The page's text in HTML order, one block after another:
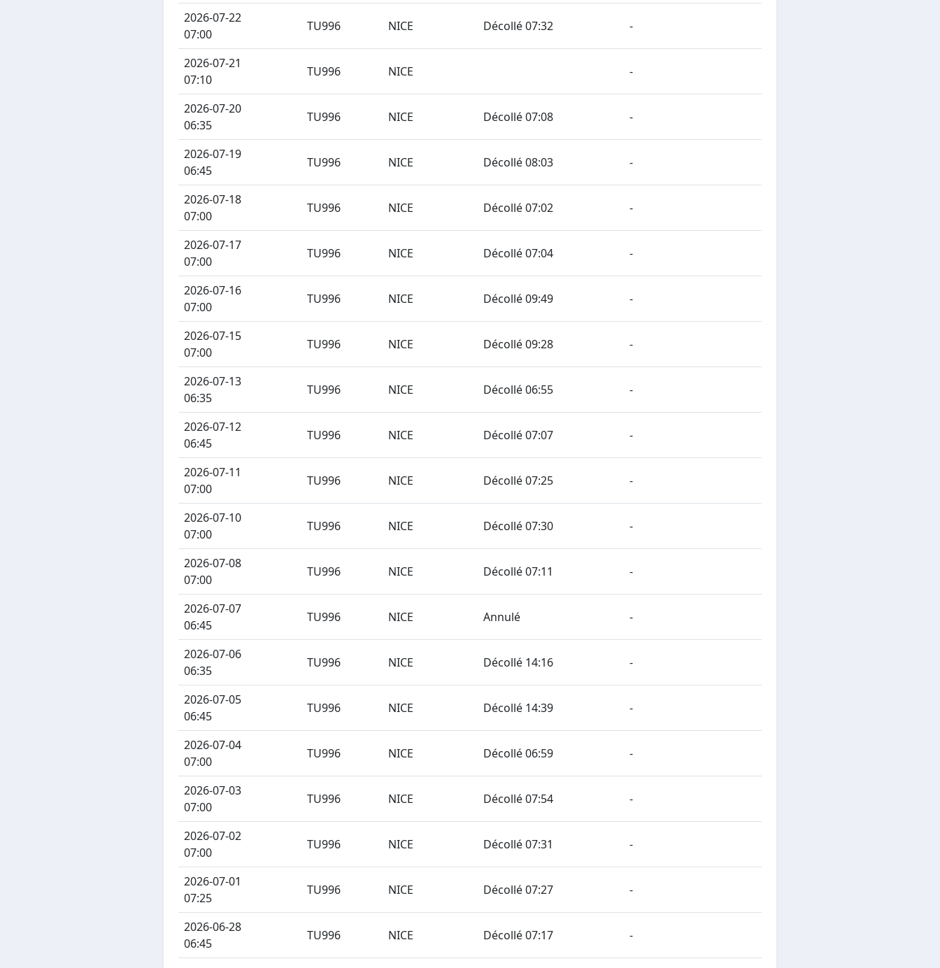
2026-07-22
07:00
TU996 NICE Décollé 07:32 -
2026-07-21
07:10
TU996 NICE -
2026-07-20
06:35
TU996 NICE Décollé 07:08 -
2026-07-19
06:45
TU996 NICE Décollé 08:03 -
2026-07-18
07:00
TU996 NICE Décollé 07:02 -
2026-07-17
07:00
TU996 NICE Décollé 07:04 -
2026-07-16
07:00
TU996 NICE Décollé 09:49 -
2026-07-15
07:00
TU996 NICE Décollé 09:28 -
2026-07-13
06:35
TU996 NICE Décollé 06:55 -
2026-07-12
06:45
TU996 NICE Décollé 07:07 -
2026-07-11
07:00
TU996 NICE Décollé 07:25 -
2026-07-10
07:00
TU996 NICE Décollé 07:30 -
2026-07-08
07:00
TU996 NICE Décollé 07:11 -
2026-07-07
06:45
TU996 NICE Annulé -
2026-07-06
06:35
TU996 NICE Décollé 14:16 -
2026-07-05
06:45
TU996 NICE Décollé 14:39 -
2026-07-04
07:00
TU996 NICE Décollé 06:59 -
2026-07-03
07:00
TU996 NICE Décollé 07:54 -
2026-07-02
07:00
TU996 NICE Décollé 07:31 -
2026-07-01
07:25
TU996 NICE Décollé 07:27 -
2026-06-28
06:45
TU996 NICE Décollé 07:17 -